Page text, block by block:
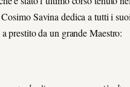
Savina dedica a tutti i
prestito da un grande Maestro: